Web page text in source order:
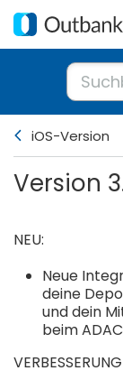
iOS-Version
Version
NEU:
Neue
deine
und dein
beim